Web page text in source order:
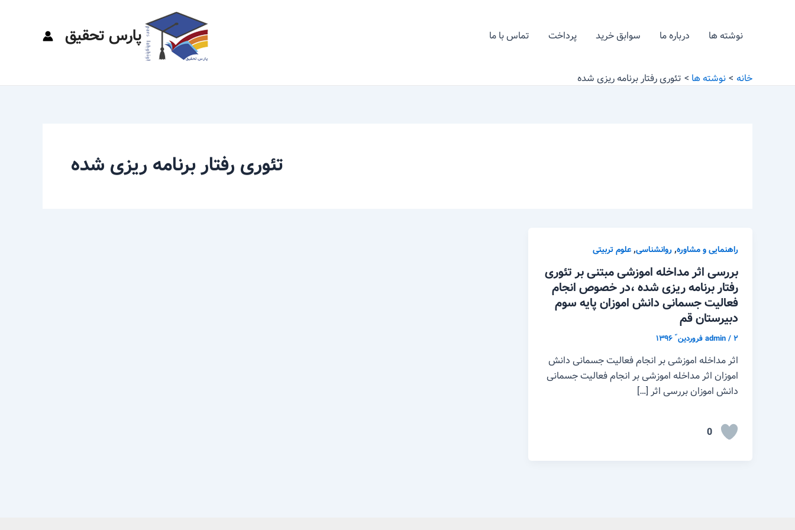
نوشته ها درباره ما سوابق خرید پرداخت تماس با ما پارس تحقیق
خانه نوشته ها تئوری رفتار برنامه ریزی شده
تئوری رفتار برنامه ریزی شده
راهنمایی و مشاوره,روانشناسی,علوم تربیتی
بررسی اثر مداخله اموزشی مبتنی بر تئوری
رفتار برنامه ریزی شده ،در خصوص انجام
فعالیت جسمانی دانش اموزان پایه سوم
دبیرستان قم
admin/۲ فروردین ّ ۱۳۹۶
اثر مداخله اموزشی بر انجام فعالیت جسمانی دانش
اموزان اثر مداخله اموزشی بر انجام فعالیت جسمانی
دانش اموزان بررسی اثر […]
0